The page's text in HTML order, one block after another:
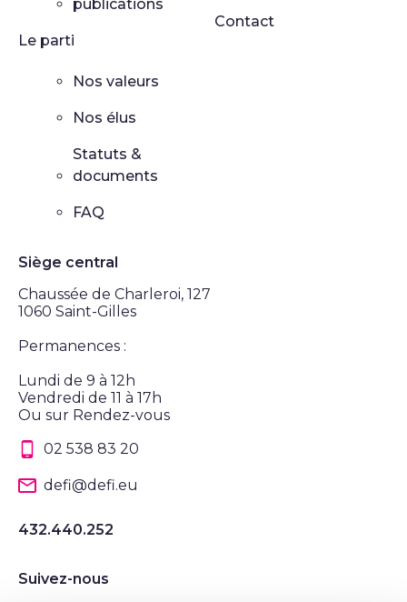
publications
Le parti
Nos valeurs
Nos élus
Statuts &
documents
FAQ
Contact
Siège central
Chaussée de Charleroi, 127
1060 Saint-Gilles
Permanences :
Lundi de 9 à 12h
Vendredi de 11 à 17h
Ou sur Rendez-vous
02 538 83 20
defi@defi.eu
432.440.252
Suivez-nous